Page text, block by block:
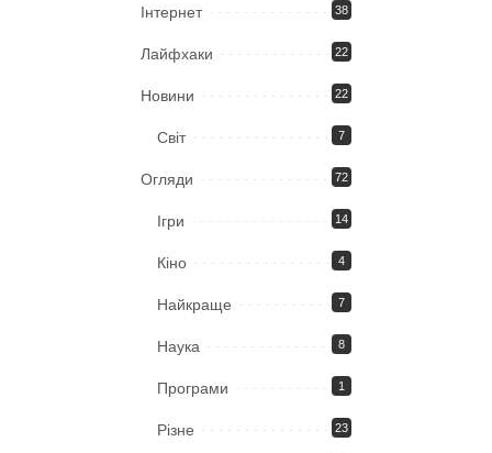
Iнтернет 38
Лайфхаки 22
Новини 22
Світ 7
Огляди 72
Ігри 14
Кіно 4
Найкраще 7
Наука 8
Програми 1
Різне 23